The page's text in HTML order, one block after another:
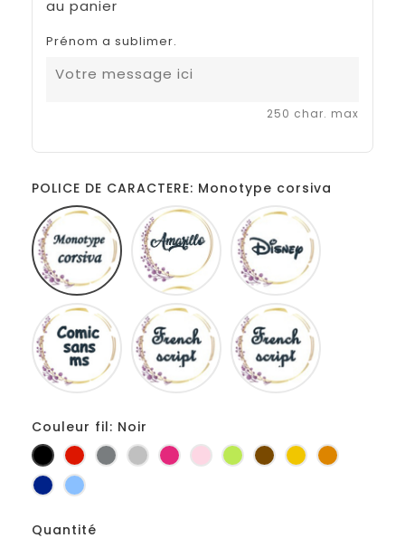
au panier
Prénom a sublimer.
250 char. max
POLICE DE CARACTERE: Monotype corsiva
Monotype
corsiva
Amarillo
Comic
sans
ms
French
script
Couleur fil: Noir
Noir RougeGris
foncé
Gris
clair
Fuchsia
RoseAnis MarronJaune
d'or
Orange
MarineBleu
Quantité